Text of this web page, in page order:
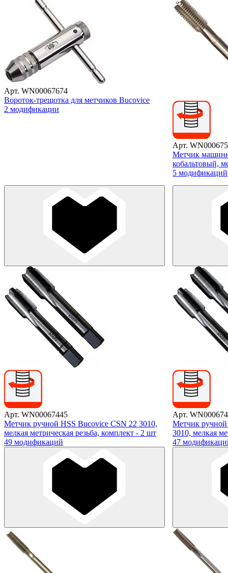
Арт. WN00067674
Вороток-трещотка для метчиков Bucovice
2 модификации
Арт.
Метчик
кобальтовый,
5 модификаций
Арт. WN00067445
Метчик ручной HSS Bucovice CSN 22 3010,
мелкая метрическая резьба, комплект - 2 шт
49 модификаций
Арт.
Метчик
3010, мелкая
47